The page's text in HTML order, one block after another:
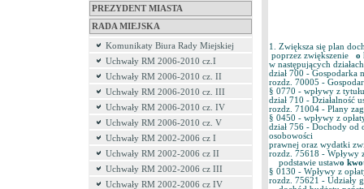
PREZYDENT MIASTA
RADA MIEJSKA
Komunikaty Biura Rady Miejskiej
Uchwały RM 2006-2010 cz.I
Uchwały RM 2006-2010 cz. II
Uchwały RM 2006-2010 cz. III
Uchwały RM 2006-2010 cz. IV
Uchwały RM 2006-2010 cz. V
Uchwały RM 2002-2006 cz I
Uchwały RM 2002-2006 cz II
Uchwały RM 2002-2006 cz III
Uchwały RM 2002-2006 cz IV
1. Zwiększa się plan
poprzez zwiększenie o
w następujących
dział 700 - Gospodarka
rozdz. 70005 -
§ 0770 - wpływy z
dział 710 - Działalność
rozdz. 71004 - Plany
§ 0450 - wpływy z
dział 756 - Dochody od
osobowości
prawnej oraz wydatki
rozdz. 75618 - Wpływy
podstawie ustawo
§ 0130 - Wpływy z
rozdz. 75621 - Udziały